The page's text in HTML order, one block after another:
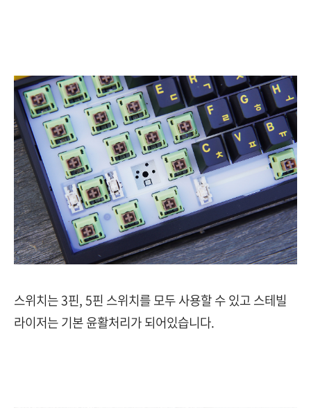
스위치는 3핀, 5핀 스위치를 모두 사용할 수 있고 스테빌
라이저는 기본 윤활처리가 되어있습니다.